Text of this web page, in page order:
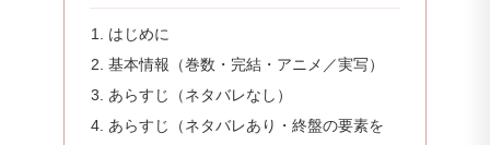
はじめに
基本情報（巻数・完結・アニメ／実写）
あらすじ（ネタバレなし）
あらすじ（ネタバレあり・終盤の要素を